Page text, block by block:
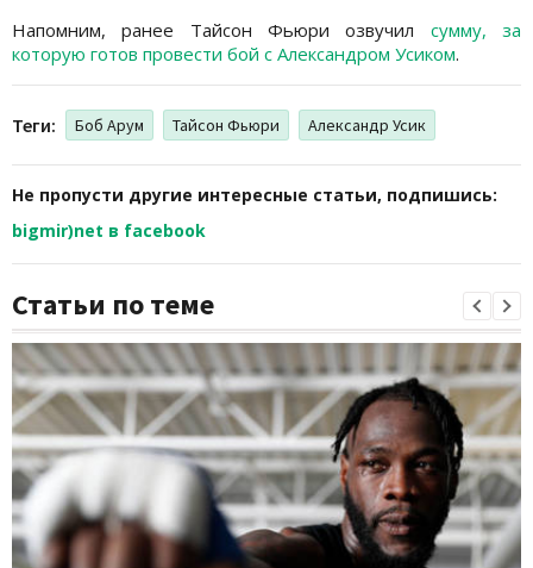
Напомним, ранее Тайсон Фьюри озвучил сумму, за
которую готов провести бой с Александром Усиком.
Теги: Боб Арум Тайсон Фьюри Александр Усик
Не пропусти другие интересные статьи, подпишись:
bigmir)net в facebook
Статьи по теме